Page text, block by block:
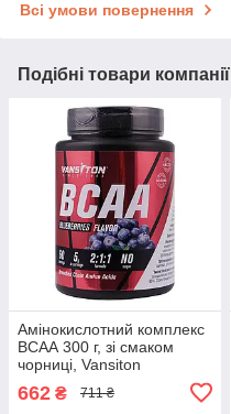
Всі умови повернення
Подібні товари компанії
Амінокислотний комплекс
ВСAА 300 г, зі смаком
чорниці, Vansiton
662 ₴ 711 ₴